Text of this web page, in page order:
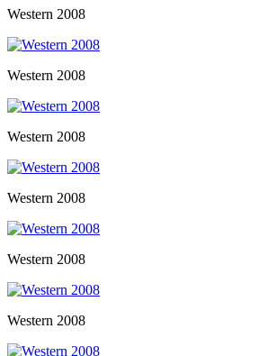
Western 2008
Western 2008
Western 2008
Western 2008
Western 2008
Western 2008